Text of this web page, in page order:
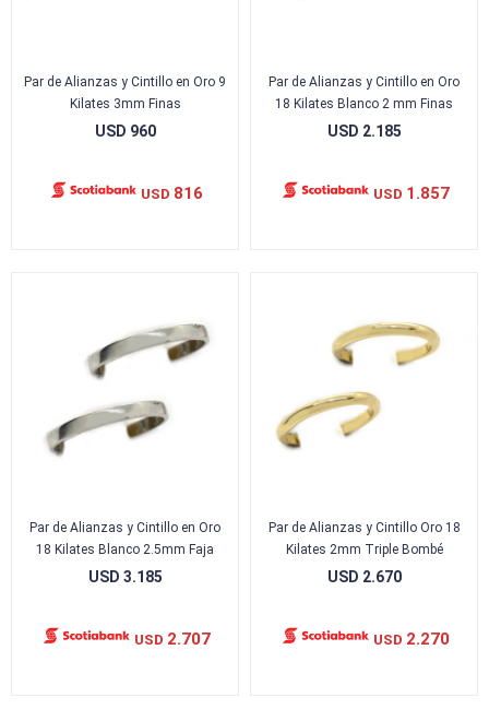
Par de Alianzas y Cintillo en Oro 9
Kilates 3mm Finas
USD 960
USD 816
Par de Alianzas y Cintillo en Oro
18 Kilates Blanco 2 mm Finas
USD 2.185
USD 1.857
Par de Alianzas y Cintillo en Oro
18 Kilates Blanco 2.5mm Faja
USD 3.185
USD 2.707
Par de Alianzas y Cintillo Oro 18
Kilates 2mm Triple Bombé
USD 2.670
USD 2.270